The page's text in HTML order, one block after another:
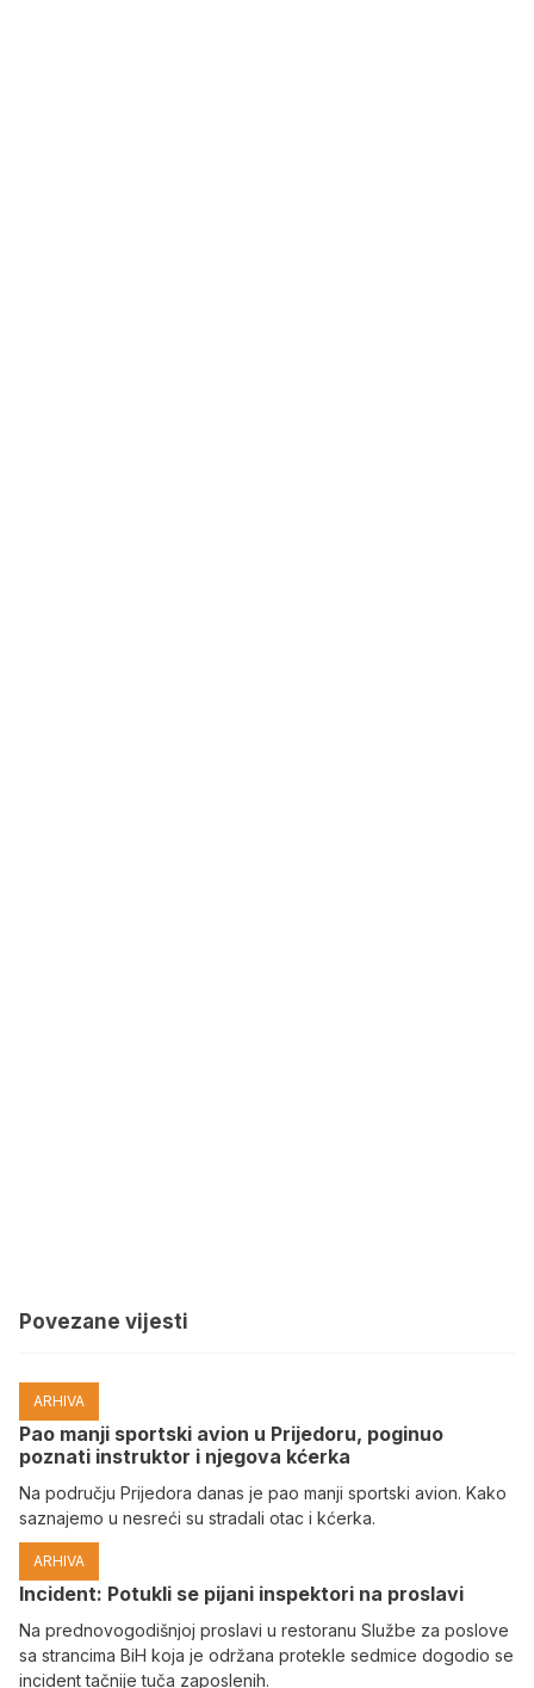
Povezane vijesti
ARHIVA
Pao manji sportski avion u Prijedoru, poginuo
poznati instruktor i njegova kćerka
Na području Prijedora danas je pao manji sportski avion. Kako
saznajemo u nesreći su stradali otac i kćerka.
ARHIVA
Incident: Potukli se pijani inspektori na proslavi
Na prednovogodišnjoj proslavi u restoranu Službe za poslove
sa strancima BiH koja je održana protekle sedmice dogodio se
incident tačnije tuča zaposlenih.